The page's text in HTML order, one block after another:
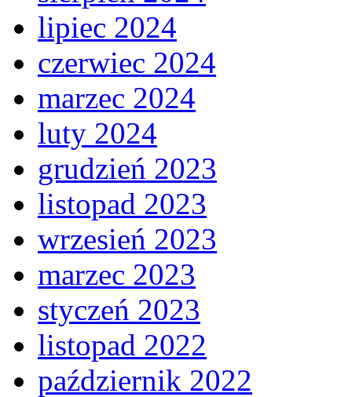
lipiec 2024
czerwiec 2024
marzec 2024
luty 2024
grudzień 2023
listopad 2023
wrzesień 2023
marzec 2023
styczeń 2023
listopad 2022
październik 2022